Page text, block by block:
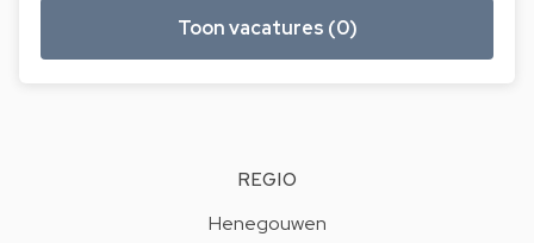
Toon vacatures (0)
REGIO
Henegouwen